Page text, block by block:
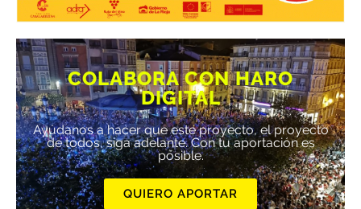
COLABORA CON HARO
DIGITAL
Ayúdanos a hacer que este proyecto, el proyecto
de todos, siga adelante. Con tu aportación es
posible.
QUIERO APORTAR